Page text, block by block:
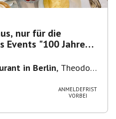
nur für die
Events "100 Jahre
in Berlin, Theodor-
ANMELDEFRIST
VORBEI